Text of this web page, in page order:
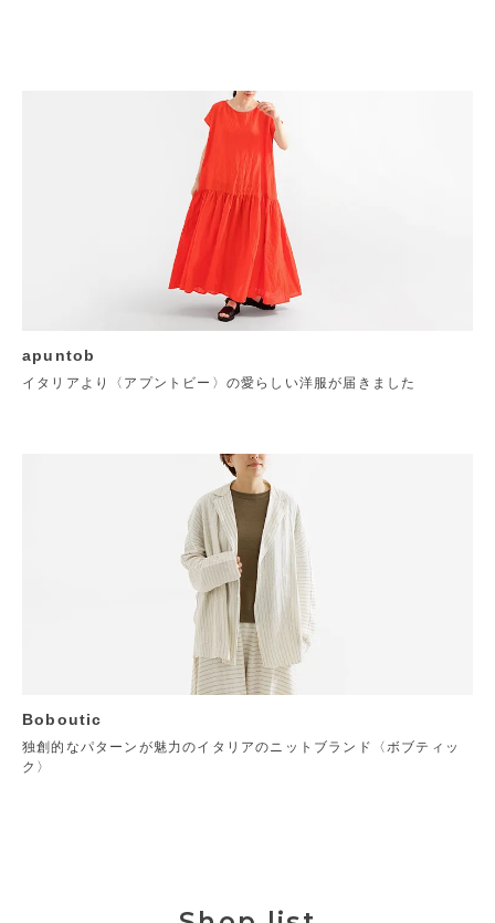
apuntob
イタリアより〈アプントビー〉の愛らしい洋服が届きました
Boboutic
独創的なパターンが魅力のイタリアのニットブランド〈ボブティッ
ク〉